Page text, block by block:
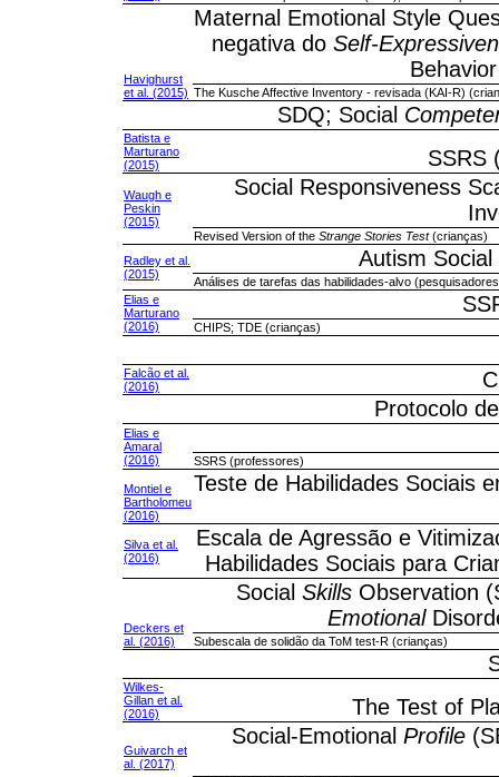
Havighurst
et al. (2015)
Maternal Emotional Style
negativa do Self-
The Kusche Affective Inventory - revisada (KAI-R)
SDQ; Social
Batista e
Marturano
(2015)
SSRS
Waugh e
Peskin
(2015)
Social Responsiveness
Revised Version of the Strange Stories Test(crianças)
Radley et al.
(2015)
Autism
Análises de tarefas das habilidades-alvo
Elias e
Marturano
(2016)
CHIPS; TDE (crianças)
Falcão et al.
(2016)
Protocolo
Elias e
Amaral
(2016)
SSRS (professores)
Montiel e
Bartholomeu
(2016)
Teste de Habilidades Sociais
Silva et al.
(2016)
Escala de Agressão e
Habilidades Sociais para
Deckers et
al. (2016)
SocialSkills Observation
Emotional
Subescala de solidão da ToM test-R (crianças)
Wilkes-
Gillan et al.
(2016)
The Test of
Guivarch et
al. (2017)
Social-Emotional Profile